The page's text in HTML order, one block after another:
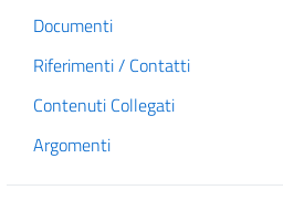
Documenti
Riferimenti / Contatti
Contenuti Collegati
Argomenti